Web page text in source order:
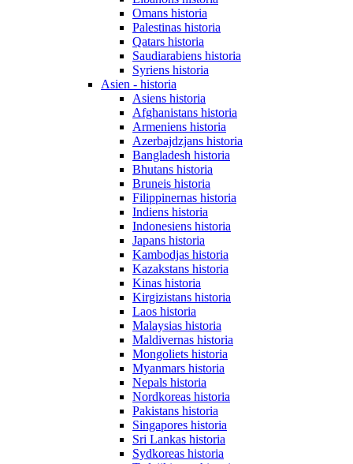
Omans historia
Palestinas historia
Qatars historia
Saudiarabiens historia
Syriens historia
Asien - historia
Asiens historia
Afghanistans historia
Armeniens historia
Azerbajdzjans historia
Bangladesh historia
Bhutans historia
Bruneis historia
Filippinernas historia
Indiens historia
Indonesiens historia
Japans historia
Kambodjas historia
Kazakstans historia
Kinas historia
Kirgizistans historia
Laos historia
Malaysias historia
Maldivernas historia
Mongoliets historia
Myanmars historia
Nepals historia
Nordkoreas historia
Pakistans historia
Singapores historia
Sri Lankas historia
Sydkoreas historia